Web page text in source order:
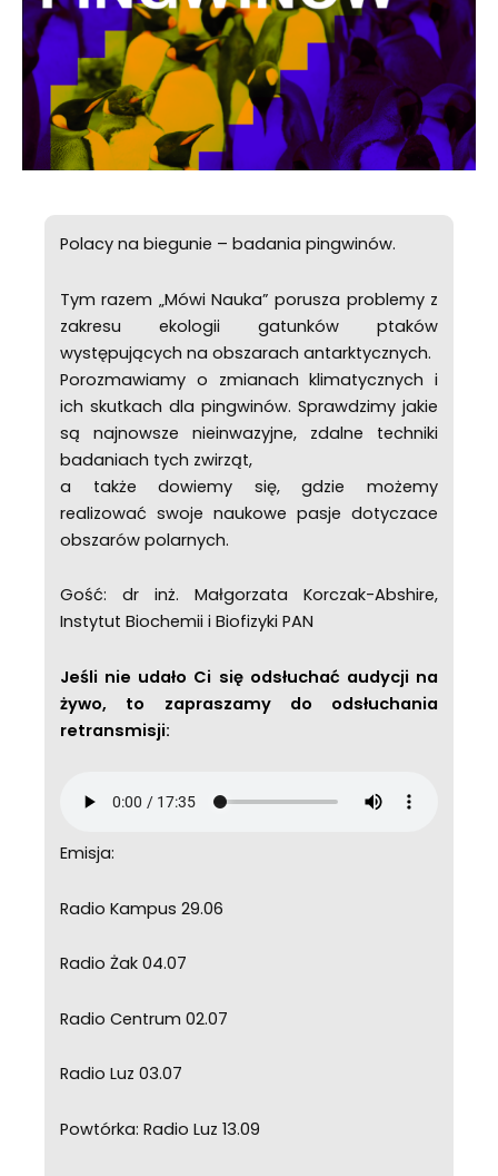
Polacy na biegunie – badania pingwinów.
Tym razem „Mówi Nauka” porusza problemy z
zakresu ekologii gatunków ptaków
występujących na obszarach antarktycznych.
Porozmawiamy o zmianach klimatycznych i
ich skutkach dla pingwinów. Sprawdzimy jakie
są najnowsze nieinwazyjne, zdalne techniki
badaniach tych zwirząt,
a także dowiemy się, gdzie możemy
realizować swoje naukowe pasje dotyczace
obszarów polarnych.
Gość: dr inż. Małgorzata Korczak-Abshire,
Instytut Biochemii i Biofizyki PAN
Jeśli nie udało Ci się odsłuchać audycji na
żywo, to zapraszamy do odsłuchania
retransmisji:
Emisja:
Radio Kampus 29.06
Radio Żak 04.07
Radio Centrum 02.07
Radio Luz 03.07
Powtórka: Radio Luz 13.09